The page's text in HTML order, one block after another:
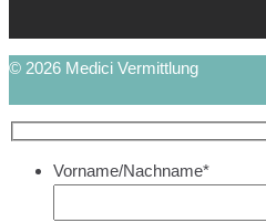
© 2026 Medici Vermittlung
Vorname/Nachname*